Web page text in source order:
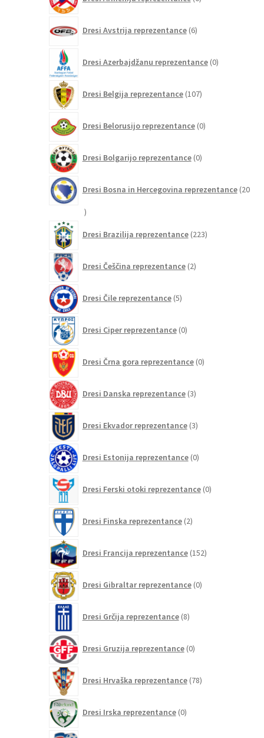
izdelkov
Dresi Avstrija reprezentance 6izdelkov
Dresi Azerbajdžanu reprezentance 0izdelkov
Dresi Belgija reprezentance 107izdelkov
Dresi Belorusijo reprezentance 0izdelkov
Dresi Bolgarijo reprezentance 0izdelkov
Dresi Bosna in Hercegovina reprezentance 20
20
Dresi Brazilija reprezentance 223izdelkov
Dresi Češčina reprezentance 2izdelka
Dresi Čile reprezentance 5izdelkov
Dresi Ciper reprezentance 0izdelkov
Dresi Črna gora reprezentance 0izdelkov
Dresi Danska reprezentance 3izdelki
Dresi Ekvador reprezentance 3izdelki
Dresi Estonija reprezentance 0izdelkov
Dresi Ferski otoki reprezentance 0izdelkov
Dresi Finska reprezentance 2izdelka
Dresi Francija reprezentance 152izdelkov
Dresi Gibraltar reprezentance 0izdelkov
Dresi Grčija reprezentance 8izdelkov
Dresi Gruzija reprezentance 0izdelkov
Dresi Hrvaška reprezentance 78izdelkov
Dresi Irska reprezentance 0izdelkov